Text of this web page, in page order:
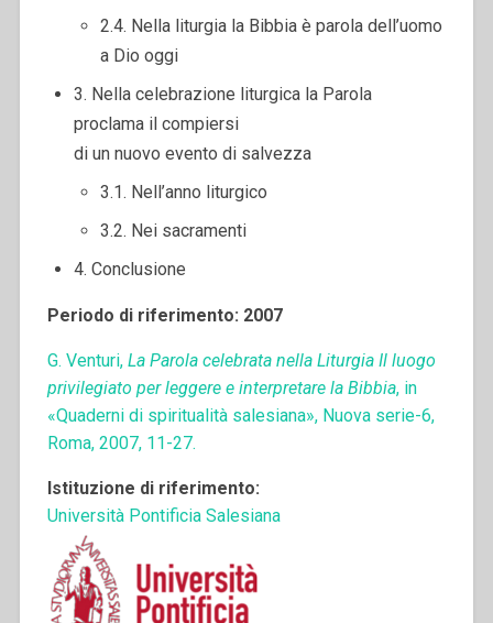
2.4. Nella liturgia la Bibbia è parola dell’uomo
a Dio oggi
3. Nella celebrazione liturgica la Parola
proclama il compiersi
di un nuovo evento di salvezza
3.1. Nell’anno liturgico
3.2. Nei sacramenti
4. Conclusione
Periodo di riferimento: 2007
G. Venturi, La Parola celebrata nella Liturgia Il luogo
privilegiato per leggere e interpretare la Bibbia, in
«Quaderni di spiritualità salesiana», Nuova serie-6,
Roma, 2007, 11-27.
Istituzione di riferimento:
Università Pontificia Salesiana